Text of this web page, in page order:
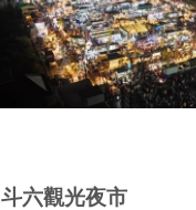
斗六觀光夜市